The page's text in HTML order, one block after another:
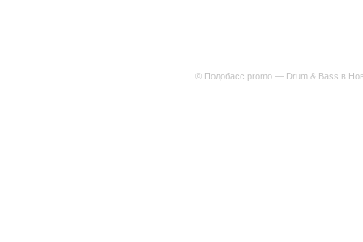
© Подобасс promo — Drum & Bass в